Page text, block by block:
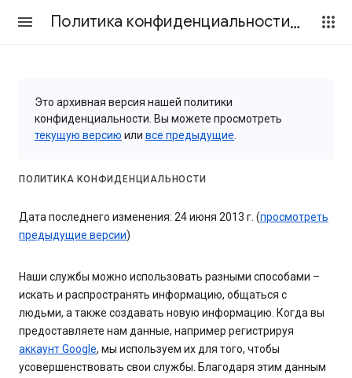
Политика конфиденциальности и Условия использования
Это архивная версия нашей политики
конфиденциальности. Вы можете просмотреть
текущую версию или все предыдущие
ПОЛИТИКА КОНФИДЕНЦИАЛЬНОСТИ
Дата последнего изменения: 24 июня 2013 г. (просмотреть
предыдущие версии)
Наши службы можно использовать разными способами –
искать и распространять информацию, общаться с
людьми, а также создавать новую информацию. Когда вы
предоставляете нам данные, например регистрируя
аккаунт Google, мы используем их для того, чтобы
усовершенствовать свои службы. Благодаря этим данным